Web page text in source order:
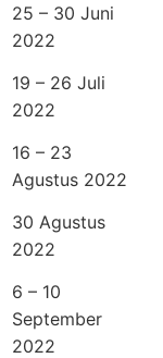
25 – 30 Juni
2022
19 – 26 Juli
2022
16 – 23
Agustus 2022
30 Agustus
2022
6 – 10
September
2022